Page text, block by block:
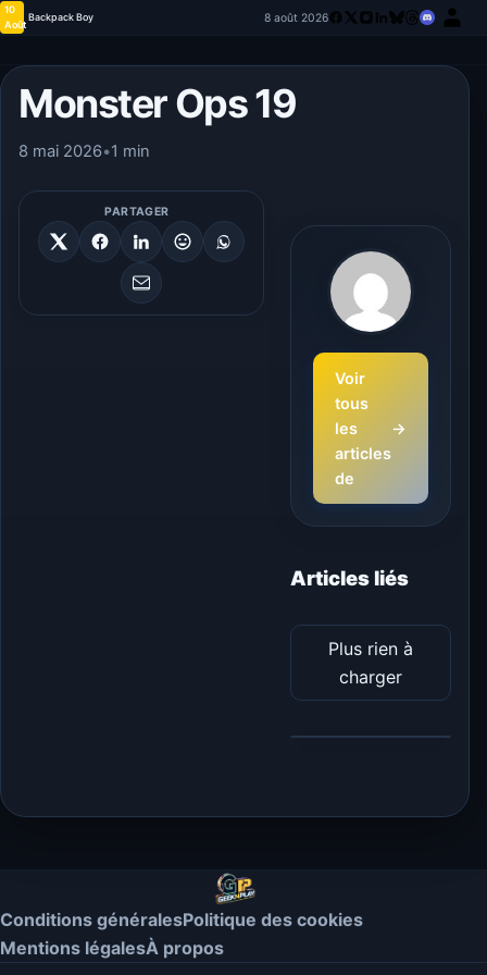
10
Août
Backpack Boy 8 août 2026
Monster Ops 19
8 mai 2026•1 min
PARTAGER
Voir
tous
les
articles
de
→
Articles liés
Plus rien à
charger
Conditions généralesPolitique des cookies
Mentions légalesÀ propos